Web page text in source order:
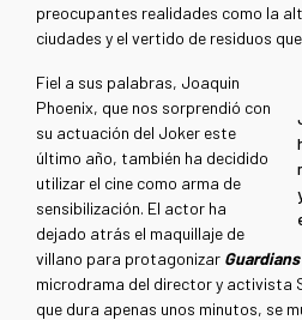
preocupantes realidades como la
ciudades y el vertido de residuos
Fiel a sus palabras, Joaquin
Phoenix, que nos sorprendió con
su actuación del Joker este
último año, también ha decidido
utilizar el cine como arma de
sensibilización. El actor ha
dejado atrás el maquillaje de
villano para protagonizar
microdrama del director y activista
que dura apenas unos minutos, se